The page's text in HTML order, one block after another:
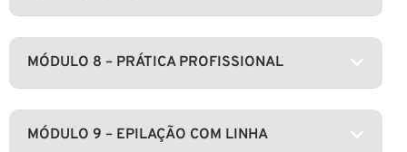
MÓDULO 8 – PRÁTICA PROFISSIONAL
MÓDULO 9 – EPILAÇÃO COM LINHA